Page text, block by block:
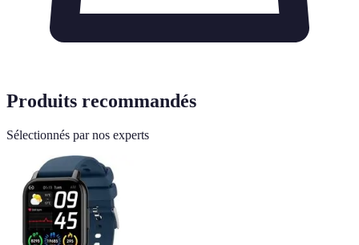
Produits recommandés
Sélectionnés par nos experts